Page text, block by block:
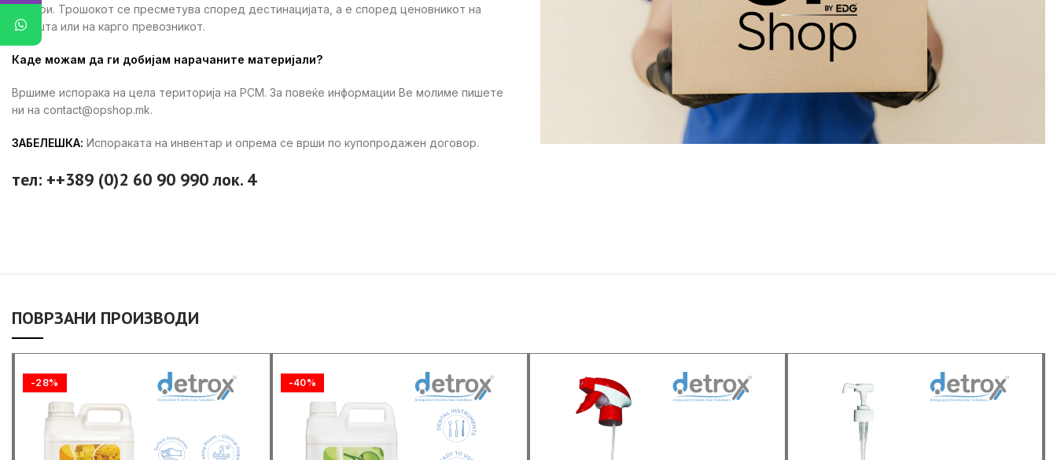
денари. Трошокот се пресметува според дестинацијата, а е според ценовникот на
МПошта или на карго превозникот.
Каде можам да ги добијам нарачаните материјали?
Вршиме испорака на цела територија на РСМ. За повеќе информации Ве молиме пишете
ни на contact@opshop.mk.
ЗАБЕЛЕШКА: Испораката на инвентар и опрема се врши по купопродажен договор.
тел: ++389 (0)2 60 90 990 лок. 4
ПОВРЗАНИ ПРОИЗВОДИ
-28% -40%